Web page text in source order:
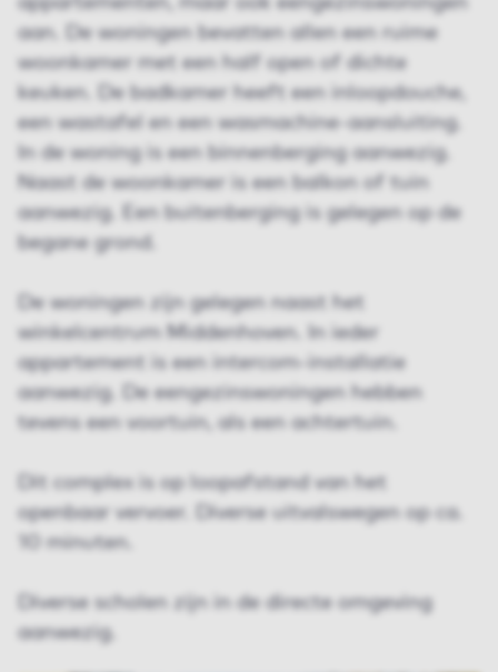
aan. De woningen bevatten allen een ruime
woonkamer met een half open of dichte
keuken. De badkamer heeft een inloopdouche,
een wastafel en een wasmachine-aansluiting.
In de woning is een binnenberging aanwezig.
Naast de woonkamer is een balkon of tuin
aanwezig. Een buitenberging is gelegen op de
begane grond.
De woningen zijn gelegen naast het
winkelcentrum Middenhoven. In ieder
appartement is een intercom-installatie
aanwezig. De eengezinswoningen hebben
tevens een voortuin, als een achtertuin.
Dit complex is op loopafstand van het
openbaar vervoer. Diverse uitvalswegen op ca.
10 minuten.
Diverse scholen zijn in de directe omgeving
aanwezig.